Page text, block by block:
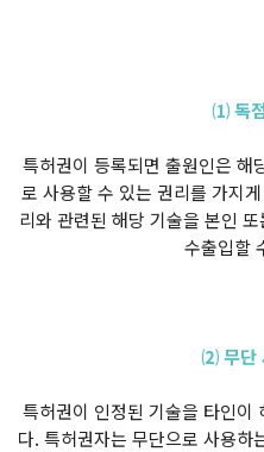
⑴ 독
특허권이 등록되면 출원인은 해
로 사용할 수 있는 권리를 가지
리와 관련된 해당 기술을 본인
수출입할
⑵ 무단
특허권이 인정된 기술을 타인이
다. 특허권자는 무단으로 사용하